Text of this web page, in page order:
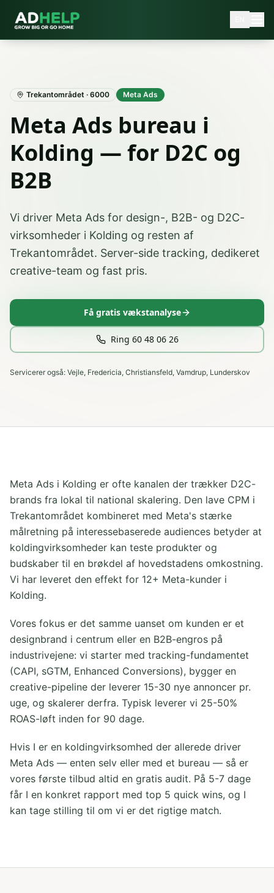
Trekantområdet · 6000 Meta Ads
Meta Ads bureau i
Kolding — for D2C og
B2B
Vi driver Meta Ads for design-, B2B- og D2C-
virksomheder i Kolding og resten af
Trekantområdet. Server-side tracking, dedikeret
creative-team og fast pris.
Få gratis vækstanalyse
Ring 60 48 06 26
Servicerer også: Vejle, Fredericia, Christiansfeld, Vamdrup, Lunderskov
Meta Ads i Kolding er ofte kanalen der trækker D2C-
brands fra lokal til national skalering. Den lave CPM i
Trekantområdet kombineret med Meta's stærke
målretning på interessebaserede audiences betyder at
koldingvirksomheder kan teste produkter og
budskaber til en brøkdel af hovedstadens omkostning.
Vi har leveret den effekt for 12+ Meta-kunder i
Kolding.
Vores fokus er det samme uanset om kunden er et
designbrand i centrum eller en B2B-engros på
industrivejene: vi starter med tracking-fundamentet
(CAPI, sGTM, Enhanced Conversions), bygger en
creative-pipeline der leverer 15-30 nye annoncer pr.
uge, og skalerer derfra. Typisk leverer vi 25-50%
ROAS-løft inden for 90 dage.
Hvis I er en koldingvirksomhed der allerede driver
Meta Ads — enten selv eller med et bureau — så er
vores første tilbud altid en gratis audit. På 5-7 dage
får I en konkret rapport med top 5 quick wins, og I
kan tage stilling til om vi er det rigtige match.